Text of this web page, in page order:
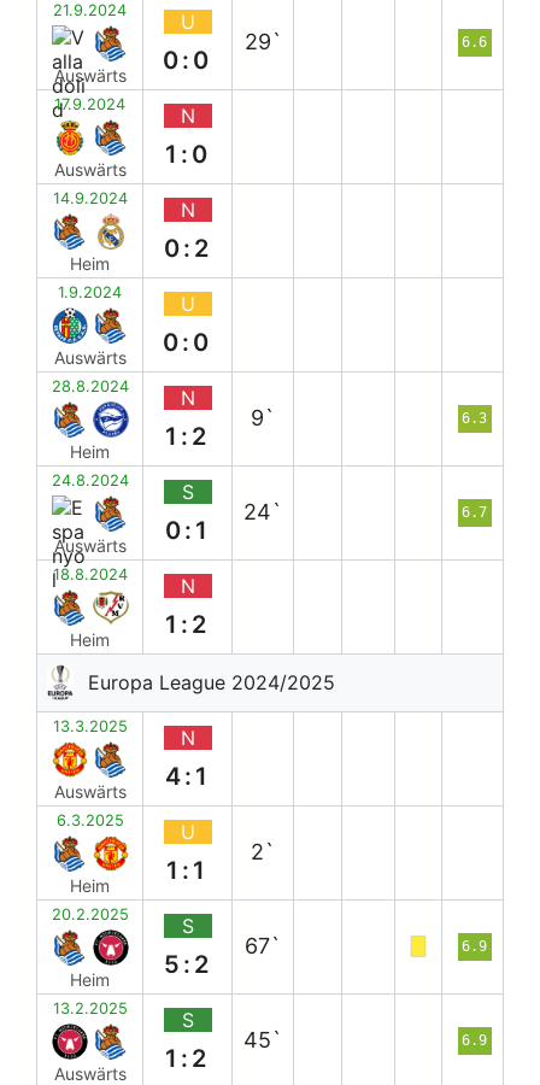
21.9.2024
Auswärts
U
0:0
29` 6.6
17.9.2024
Auswärts
N
1:0
14.9.2024
Heim
N
0:2
1.9.2024
Auswärts
U
0:0
28.8.2024
Heim
N
1:2
9` 6.3
24.8.2024
Auswärts
S
0:1
24` 6.7
18.8.2024
Heim
N
1:2
Europa League 2024/2025
13.3.2025
Auswärts
N
4:1
6.3.2025
Heim
U
1:1
2`
20.2.2025
Heim
S
5:2
67` 6.9
13.2.2025
Auswärts
S
1:2
45` 6.9